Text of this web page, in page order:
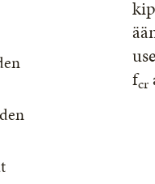
fcr